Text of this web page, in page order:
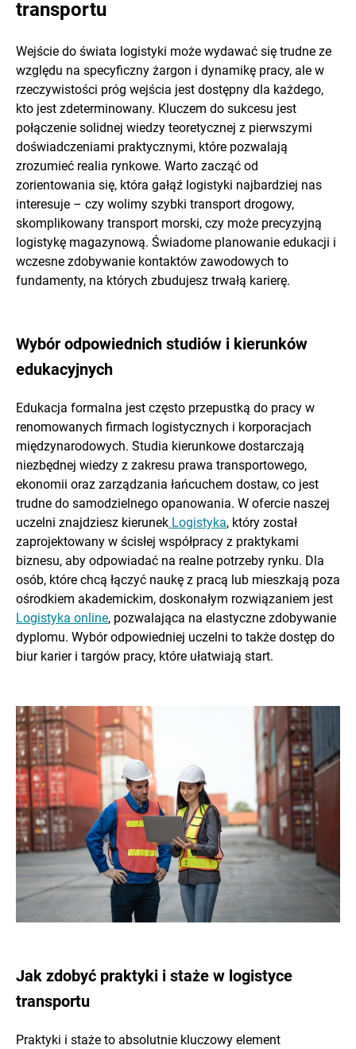
transportu
Wejście do świata logistyki może wydawać się trudne ze
względu na specyficzny żargon i dynamikę pracy, ale w
rzeczywistości próg wejścia jest dostępny dla każdego,
kto jest zdeterminowany. Kluczem do sukcesu jest
połączenie solidnej wiedzy teoretycznej z pierwszymi
doświadczeniami praktycznymi, które pozwalają
zrozumieć realia rynkowe. Warto zacząć od
zorientowania się, która gałąź logistyki najbardziej nas
interesuje – czy wolimy szybki transport drogowy,
skomplikowany transport morski, czy może precyzyjną
logistykę magazynową. Świadome planowanie edukacji i
wczesne zdobywanie kontaktów zawodowych to
fundamenty, na których zbudujesz trwałą karierę.
Wybór odpowiednich studiów i kierunków
edukacyjnych
Edukacja formalna jest często przepustką do pracy w
renomowanych firmach logistycznych i korporacjach
międzynarodowych. Studia kierunkowe dostarczają
niezbędnej wiedzy z zakresu prawa transportowego,
ekonomii oraz zarządzania łańcuchem dostaw, co jest
trudne do samodzielnego opanowania. W ofercie naszej
uczelni znajdziesz kierunek Logistyka, który został
zaprojektowany w ścisłej współpracy z praktykami
biznesu, aby odpowiadać na realne potrzeby rynku. Dla
osób, które chcą łączyć naukę z pracą lub mieszkają poza
ośrodkiem akademickim, doskonałym rozwiązaniem jest
Logistyka online, pozwalająca na elastyczne zdobywanie
dyplomu. Wybór odpowiedniej uczelni to także dostęp do
biur karier i targów pracy, które ułatwiają start.
Jak zdobyć praktyki i staże w logistyce
transportu
Praktyki i staże to absolutnie kluczowy element